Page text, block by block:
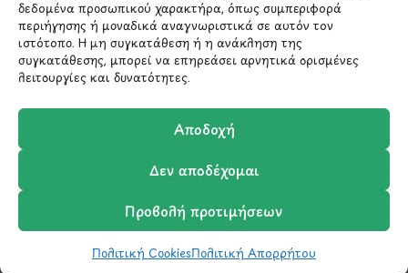
δεδομένα προσωπικού χαρακτήρα, όπως συμπεριφορά
περιήγησης ή μοναδικά αναγνωριστικά σε αυτόν τον
ιστότοπο. Η μη συγκατάθεση ή η ανάκληση της
συγκατάθεσης, μπορεί να επηρεάσει αρνητικά ορισμένες
λειτουργίες και δυνατότητες.
Αποδοχή
Δεν αποδέχομαι
Προβολή προτιμήσεων
Πολιτική CookiesΠολιτική Απορρήτου
ΣΤΟΙΧΕΙΑ ΕΠΙΚΟΙΝΩΝΙΑΣ
Λ.Περικλέους 56,
info@ypografi.com
ΚαλάθιΣύγκριση
Ο Λογαριασμός μου